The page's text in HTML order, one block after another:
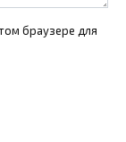
браузере для